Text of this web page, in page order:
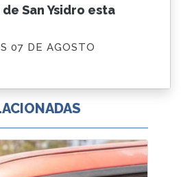
San Ysidro esta
07 DE AGOSTO